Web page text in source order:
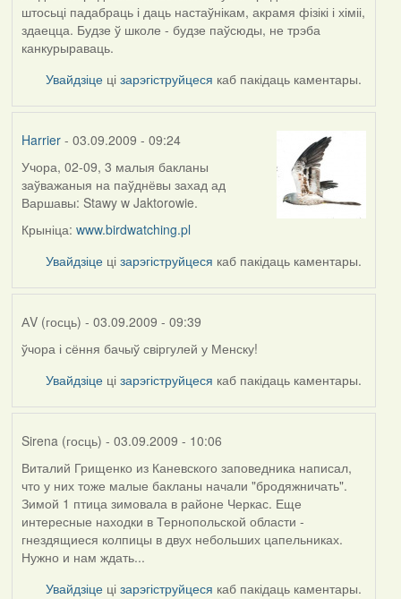
by
Harrier
штосьці падабраць і даць настаўнікам, акрамя фізікі і хіміі,
здаецца. Будзе ў школе - будзе паўсюды, не трэба
канкурыраваць.
Увайдзіце цізарэгіструйцеся каб пакідаць каментары.
Harrier- 03.09.2009 - 09:24
In
reply
to
by
(госць)
Учора, 02-09, 3 малыя бакланы
заўважаныя на паўднёвы захад ад
Варшавы: Stawy w Jaktorowie.
Крыніца: www.birdwatching.pl
Увайдзіце цізарэгіструйцеся каб пакідаць каментары.
АV (госць) - 03.09.2009 - 09:39
ўчора і сёння бачыў свіргулей у Менску!
Увайдзіце цізарэгіструйцеся каб пакідаць каментары.
Sirena (госць) - 03.09.2009 - 10:06
In
reply
to
by
АV
(госць)
Виталий Грищенко из Каневского заповедника написал,
что у них тоже малые бакланы начали "бродяжничать".
Зимой 1 птица зимовала в районе Черкас. Еще
интересные находки в Тернопольской области -
гнездящиеся колпицы в двух небольших цапельниках.
Нужно и нам ждать...
Увайдзіце цізарэгіструйцеся каб пакідаць каментары.